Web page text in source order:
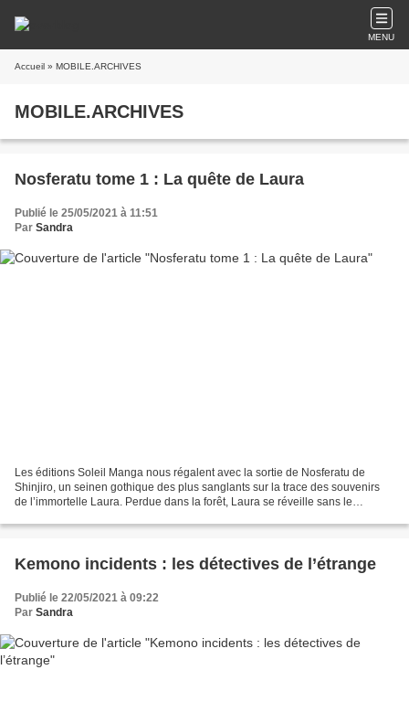
MENU
Accueil » MOBILE.ARCHIVES
MOBILE.ARCHIVES
Nosferatu tome 1 : La quête de Laura
Publié le 25/05/2021 à 11:51
Par Sandra
Les éditions Soleil Manga nous régalent avec la sortie de Nosferatu de
Shinjiro, un seinen gothique des plus sanglants sur la trace des souvenirs
de l’immortelle Laura. Perdue dans la forêt, Laura se réveille sans le
Kemono incidents : les détectives de l’étrange
Publié le 22/05/2021 à 09:22
Par Sandra